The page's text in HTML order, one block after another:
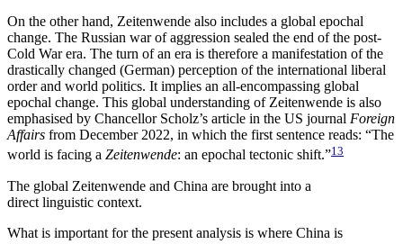
On the other hand, Zeitenwende also includes a global epochal
change. The Russian war of aggression sealed the end of the post-
Cold War era. The turn of an era is therefore a manifestation of the
drastically changed (German) perception of the international liberal
order and world politics. It implies an all-encompassing global
epochal change. This global understanding of Zeitenwende is also
emphasised by Chancellor Scholz’s article in the US journal Foreign
Affairs from December 2022, in which the first sen­tence reads: “The
world is facing a Zeitenwende: an epochal tectonic shift.”13
The global Zeitenwende and China are brought into a
direct linguistic context.
What is important for the present analysis is where China is